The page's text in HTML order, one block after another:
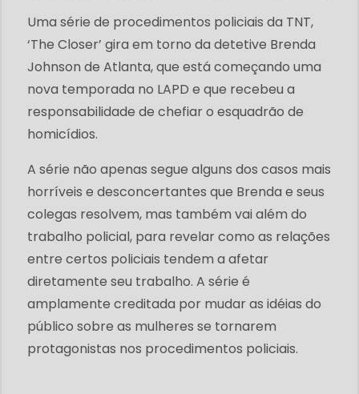
Uma série de procedimentos policiais da TNT,
‘The Closer’ gira em torno da detetive Brenda
Johnson de Atlanta, que está começando uma
nova temporada no LAPD e que recebeu a
responsabilidade de chefiar o esquadrão de
homicídios.
A série não apenas segue alguns dos casos mais
horríveis e desconcertantes que Brenda e seus
colegas resolvem, mas também vai além do
trabalho policial, para revelar como as relações
entre certos policiais tendem a afetar
diretamente seu trabalho. A série é
amplamente creditada por mudar as idéias do
público sobre as mulheres se tornarem
protagonistas nos procedimentos policiais.